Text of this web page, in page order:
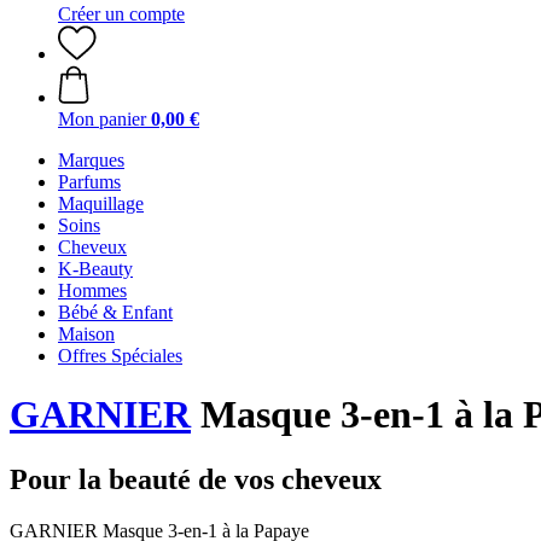
Créer un compte
Mon panier 0,00 €
Marques
Parfums
Maquillage
Soins
Cheveux
K-Beauty
Hommes
Bébé & Enfant
Maison
Offres Spéciales
GARNIERMasque 3-en-1 à la
Pour la beauté de vos cheveux
GARNIER Masque 3-en-1 à la Papaye